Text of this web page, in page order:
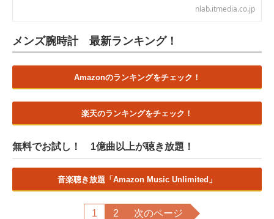
nlab.itmedia.co.jp
メンズ腕時計 最新ランキング！
Amazonのランキングをチェック！
楽天のランキングをチェック！
無料でお試し！ 1億曲以上が聴き放題！
音楽聴き放題「Amazon Music Unlimited」
1 2 次のページ